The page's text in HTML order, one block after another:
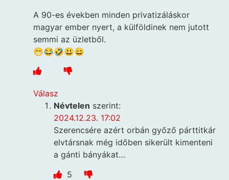
A 90-es években minden privatizáláskor
magyar ember nyert, a külföldinek nem jutott
semmi az üzletből.
😁😂🤣😃😄
Válasz
Névtelen szerint:
2024.12.23. 17:02
Szerencsére azért orbán győző párttitkár
elvtársnak még időben sikerült kimenteni
a gánti bányákat…
5